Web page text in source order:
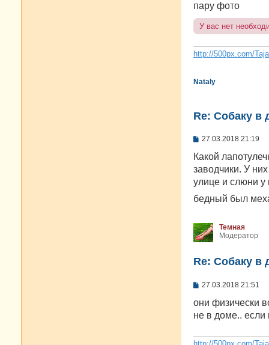
пару фото
У вас нет
http://500px.com/
Nataly
Re: Собаку в
С
о
щ
е
и
27.03.2018 21:19
Какой
заводчики. У
улице и слюни у
бедный был
Темная
Модератор
Re: Собаку в
С
о
щ
н
и
27.03.2018 21:51
они физически
не в доме.. если